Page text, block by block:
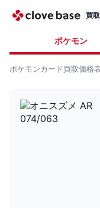
買
ポケモン
ポケモンカード買取価格